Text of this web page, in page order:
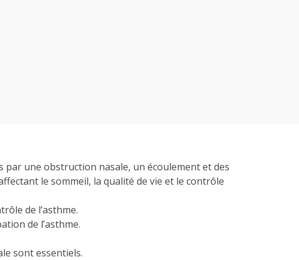
une obstruction nasale, un écoulement et des
le sommeil, la qualité de vie et le contrôle
de l’asthme.
de l’asthme.
sont essentiels.